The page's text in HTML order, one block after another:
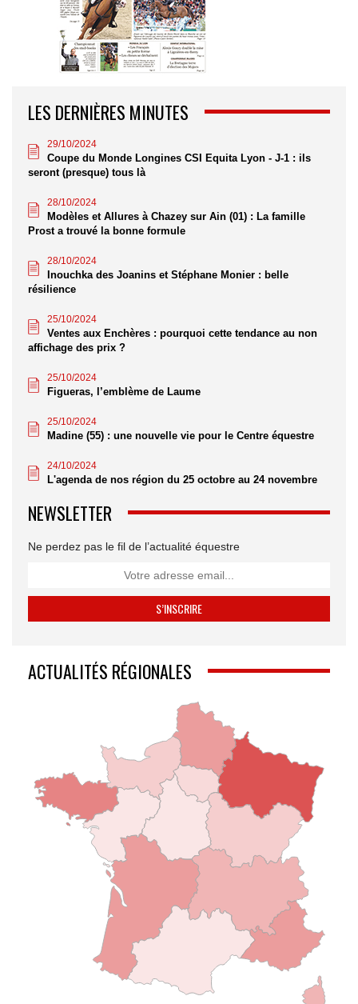
LES DERNIÈRES MINUTES
29/10/2024
Coupe du Monde Longines CSI Equita Lyon - J-1 : ils
seront (presque) tous là
28/10/2024
Modèles et Allures à Chazey sur Ain (01) : La famille
Prost a trouvé la bonne formule
28/10/2024
Inouchka des Joanins et Stéphane Monier : belle
résilience
25/10/2024
Ventes aux Enchères : pourquoi cette tendance au non
affichage des prix ?
25/10/2024
Figueras, l’emblème de Laume
25/10/2024
Madine (55) : une nouvelle vie pour le Centre équestre
24/10/2024
L'agenda de nos région du 25 octobre au 24 novembre
NEWSLETTER
Ne perdez pas le fil de l’actualité équestre
ACTUALITÉS RÉGIONALES